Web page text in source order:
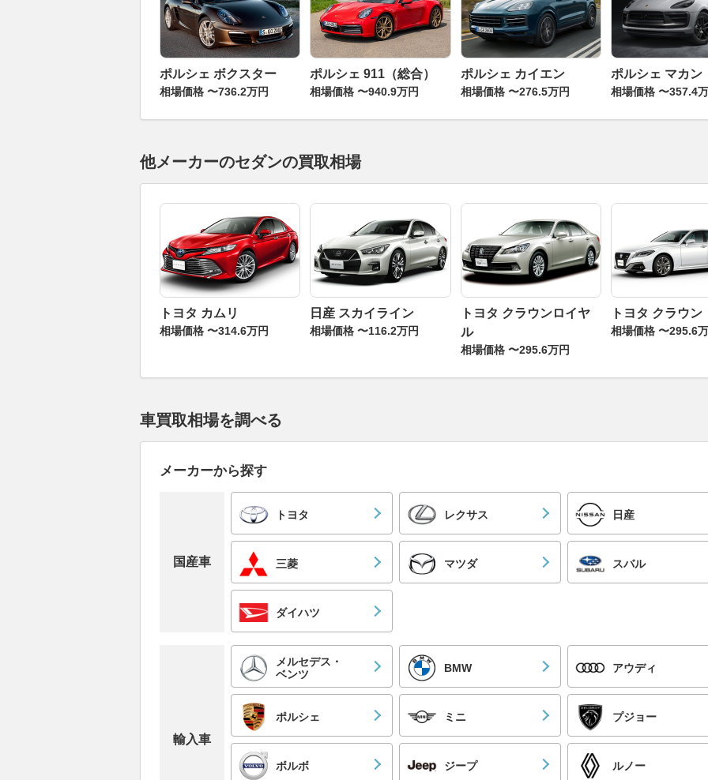
ポルシェ ボクスター
相場価格 〜736.2万円
ポルシェ 911（総合）
相場価格 〜940.9万円
ポルシェ カイエン
相場価格 〜276.5万円
ポルシェ マカン
相場価格 〜357.4
他メーカーのセダンの買取相場
トヨタ カムリ
相場価格 〜314.6万円
日産 スカイライン
相場価格 〜116.2万円
トヨタ クラウンロイヤ
ル
相場価格 〜295.6万円
トヨタ クラウン
相場価格 〜295.6
車買取相場を調べる
メーカーから探す
国産車
トヨタ レクサス 日産
三菱 マツダ スバル
ダイハツ
輸入車
メルセデス・
ベンツ
BMW アウディ
ポルシェ ミニ プジョー
ボルボ ジープ ルノー